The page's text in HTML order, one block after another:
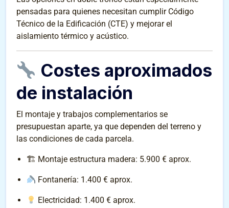
pensadas para quienes necesitan cumplir Código
Técnico de la Edificación (CTE) y mejorar el
aislamiento térmico y acústico.
Costes aproximados
de instalación
El montaje y trabajos complementarios se
presupuestan aparte, ya que dependen del terreno y
las condiciones de cada parcela.
🏗 Montaje estructura madera: 5.900 € aprox.
Fontanería: 1.400 € aprox.
Electricidad: 1.400 € aprox.